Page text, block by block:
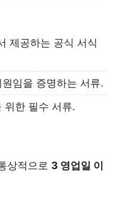
제공하는 공식 서식
임을 증명하는 서류.
위한 필수 서류.
상적으로 3 영업일 이